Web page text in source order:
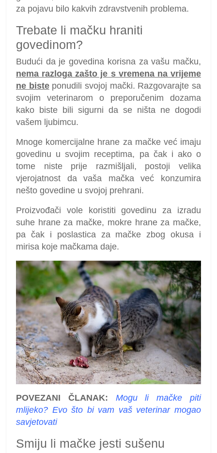
za pojavu bilo kakvih zdravstvenih problema.
Trebate li mačku hraniti
govedinom?
Budući da je govedina korisna za vašu mačku,
nema razloga zašto je s vremena na vrijeme
ne bisteponudili svojoj mački. Razgovarajte sa
svojim veterinarom o preporučenim dozama
kako biste bili sigurni da se ništa ne dogodi
vašem ljubimcu.
Mnoge komercijalne hrane za mačke već imaju
govedinu u svojim receptima, pa čak i ako o
tome niste prije razmišljali, postoji velika
vjerojatnost da vaša mačka već konzumira
nešto govedine u svojoj prehrani.
Proizvođači vole koristiti govedinu za izradu
suhe hrane za mačke, mokre hrane za mačke,
pa čak i poslastica za mačke zbog okusa i
mirisa koje mačkama daje.
POVEZANI ČLANAK:
Mogu li mačke piti
mlijeko? Evo što bi vam vaš veterinar mogao
savjetovati
Smiju li mačke jesti sušenu